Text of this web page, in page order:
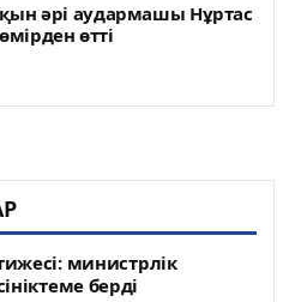
әрі аудармашы Нұртас
өтті
министрлік
берді